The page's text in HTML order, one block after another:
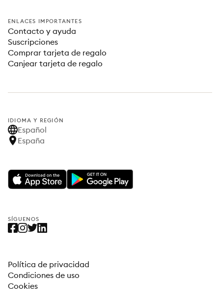
ENLACES IMPORTANTES
Contacto y ayuda
Suscripciones
Comprar tarjeta de regalo
Canjear tarjeta de regalo
IDIOMA Y REGIÓN
Español
España
SÍGUENOS
Política de privacidad
Condiciones de uso
Cookies